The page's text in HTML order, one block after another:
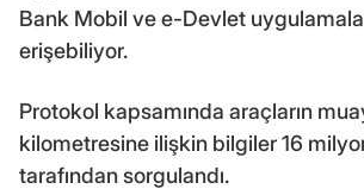
Bank Mobil ve e-Devlet
erişebiliyor.
Protokol kapsamında araçların
kilometresine ilişkin bilgiler 16
tarafından sorgulandı.